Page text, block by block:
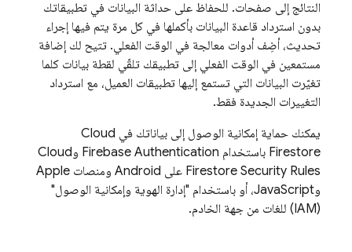
النتائج إلى صفحات. للحفاظ على حداثة البيانات في تطبيقاتك
بدون استرداد قاعدة البيانات بأكملها في كل مرة يتم فيها إجراء
تحديث، أضِف أدوات معالجة في الوقت الفعلي. تتيح لك إضافة
مستمعين في الوقت الفعلي إلى تطبيقك تلقّي لقطة بيانات كلما
تغيّرت البيانات التي تستمع إليها تطبيقات العميل، مع استرداد
التغييرات الجديدة فقط.
يمكنك حماية إمكانية الوصول إلى بياناتك في Cloud
Firestore باستخدام Firebase Authentication وCloud
Firestore Security Rules
على Android ومنصات Apple
وJavaScript، أو باستخدام "إدارة الهوية وإمكانية الوصول"
(IAM) للغات من جهة الخادم.